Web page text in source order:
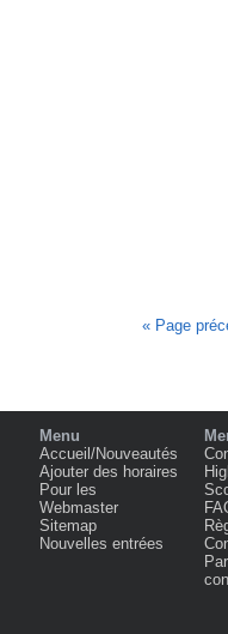
« Page
Menu
Accueil/Nouveautés
Ajouter des horaires
Pour les
Webmaster
Sitemap
Nouvelles entrées